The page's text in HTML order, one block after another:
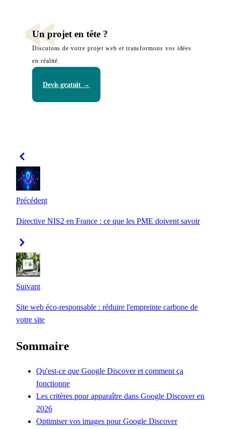
Un projet en tête ?
Discutons de votre projet web et transformons vos idées
en réalité.
Devis gratuit →
Précédent
Directive NIS2 en France : ce que les PME doivent savoir
Suivant
Site web éco-responsable : réduire l'empreinte carbone de
votre site
Sommaire
Qu'est-ce que Google Discover et comment ça
fonctionne
Les critères pour apparaître dans Google Discover en
2026
Optimiser vos images pour Google Discover